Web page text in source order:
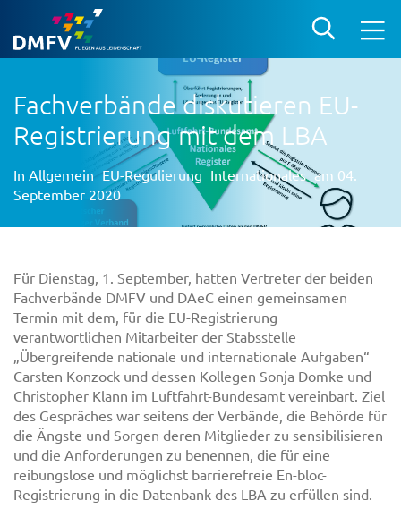
Fachverbände diskutieren EU-
Registrierung mit dem LBA
In Allgemein EU-Regulierung Internationales am 04.
September 2020
Für Dienstag, 1. September, hatten Vertreter der beiden
Fachverbände DMFV und DAeC einen gemeinsamen
Termin mit dem, für die EU-Registrierung
verantwortlichen Mitarbeiter der Stabsstelle
„Übergreifende nationale und internationale Aufgaben“
Carsten Konzock und dessen Kollegen Sonja Domke und
Christopher Klann im Luftfahrt-Bundesamt vereinbart. Ziel
des Gespräches war seitens der Verbände, die Behörde für
die Ängste und Sorgen deren Mitglieder zu sensibilisieren
und die Anforderungen zu benennen, die für eine
reibungslose und möglichst barrierefreie En-bloc-
Registrierung in die Datenbank des LBA zu erfüllen sind.